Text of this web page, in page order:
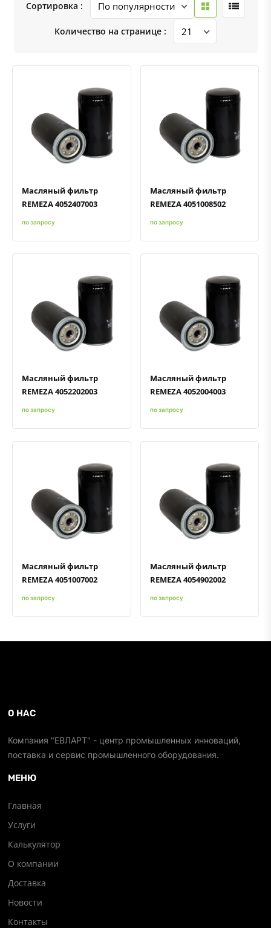
Сортировка :
Количество на странице :
Быстрый просмотрДобавить к сравнению
Добавить в избранное
Масляный фильтр
REMEZA 4052407003
по запросу
Быстрый просмотрДобавить к сравнению
Добавить в избранное
Масляный фильтр
REMEZA 4051008502
по запросу
Быстрый просмотрДобавить к сравнению
Добавить в избранное
Масляный фильтр
REMEZA 4052202003
по запросу
Быстрый просмотрДобавить к сравнению
Добавить в избранное
Масляный фильтр
REMEZA 4052004003
по запросу
Быстрый просмотрДобавить к сравнению
Добавить в избранное
Масляный фильтр
REMEZA 4051007002
по запросу
Быстрый просмотрДобавить к сравнению
Добавить в избранное
Масляный фильтр
REMEZA 4054902002
по запросу
О НАС
Компания "ЕВЛАРТ" - центр промышленных инноваций,
поставка и сервис промышленного оборудования.
МЕНЮ
Главная
Услуги
Калькулятор
О компании
Доставка
Новости
Контакты